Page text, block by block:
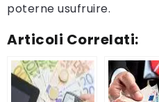
poterne usufruire.
Articoli Correlati: